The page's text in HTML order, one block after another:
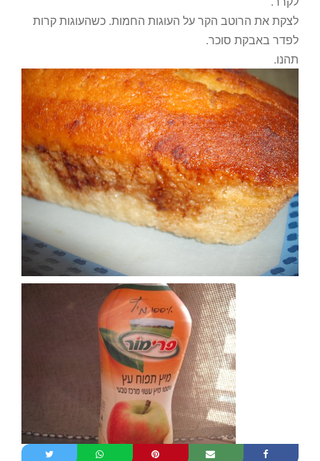
לצקת את הרוטב הקר על העוגות החמות. כשהעוגות קרות
לפדר באבקת סוכר.
תהנו.